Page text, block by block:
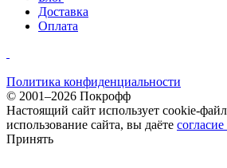
Доставка
Оплата
Политика конфиденциальности
© 2001–2026 Покрофф
Настоящий сайт использует cookie-
использование сайта, вы даёте
Принять